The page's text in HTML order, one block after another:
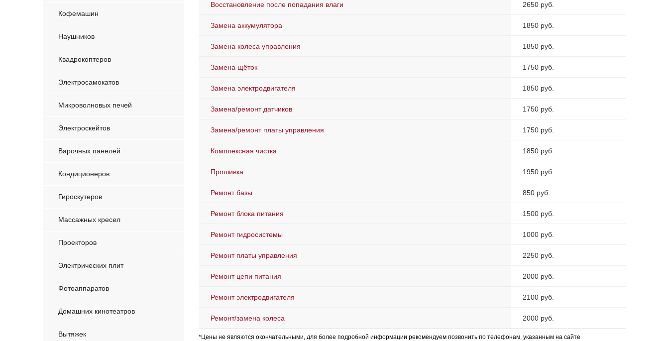
Кофемашин
Наушников
Квадрокоптеров
Электросамокатов
Микроволновых печей
Электроскейтов
Варочных панелей
Кондиционеров
Гироскутеров
Массажных кресел
Проекторов
Электрических плит
Фотоаппаратов
Домашних кинотеатров
Вытяжек
Восстановление после попадания влаги 2650 руб.
Замена аккумулятора 1850 руб.
Замена колеса управления 1850 руб.
Замена щёток 1750 руб.
Замена электродвигателя 1850 руб.
Замена/ремонт датчиков 1750 руб.
Замена/ремонт платы управления 1750 руб.
Комплексная чистка 1850 руб.
Прошивка 1950 руб.
Ремонт базы 850 руб.
Ремонт блока питания 1500 руб.
Ремонт гидросистемы 1000 руб.
Ремонт платы управления 2250 руб.
Ремонт цепи питания 2000 руб.
Ремонт электродвигателя 2100 руб.
Ремонт/замена колеса 2000 руб.
*Цены не являются окончательными, для более подробной информации рекомендуем позвонить по телефонам, указанным на сайте